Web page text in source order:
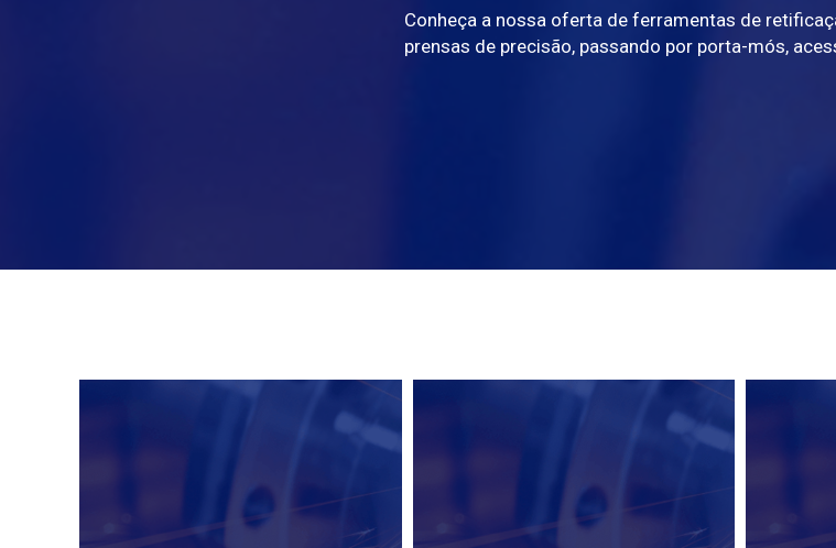
Conheça a nossa oferta de ferramentas de
prensas de precisão, passando por porta-mós,